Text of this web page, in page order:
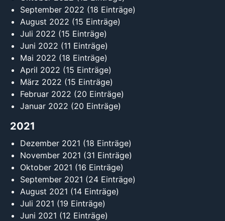
September 2022 (18 Einträge)
August 2022 (15 Einträge)
Juli 2022 (15 Einträge)
Juni 2022 (11 Einträge)
Mai 2022 (18 Einträge)
April 2022 (15 Einträge)
März 2022 (15 Einträge)
Februar 2022 (20 Einträge)
Januar 2022 (20 Einträge)
2021
Dezember 2021 (18 Einträge)
November 2021 (31 Einträge)
Oktober 2021 (16 Einträge)
September 2021 (24 Einträge)
August 2021 (14 Einträge)
Juli 2021 (19 Einträge)
Juni 2021 (12 Einträge)